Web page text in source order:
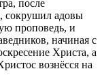
после
, сокрушил адовы
проповедь, и
начиная с
Христа, а
вознёсся на